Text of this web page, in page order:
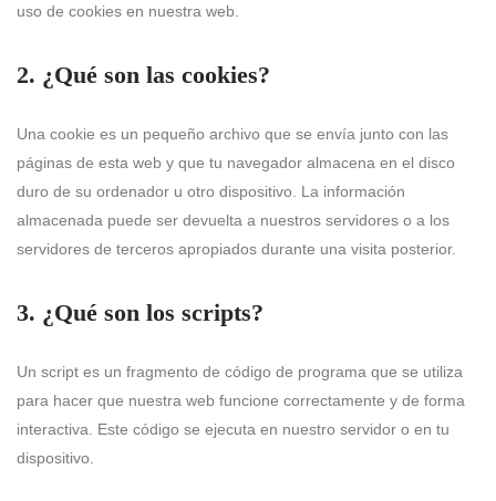
uso de cookies en nuestra web.
2. ¿Qué son las cookies?
Una cookie es un pequeño archivo que se envía junto con las
páginas de esta web y que tu navegador almacena en el disco
duro de su ordenador u otro dispositivo. La información
almacenada puede ser devuelta a nuestros servidores o a los
servidores de terceros apropiados durante una visita posterior.
3. ¿Qué son los scripts?
Un script es un fragmento de código de programa que se utiliza
para hacer que nuestra web funcione correctamente y de forma
interactiva. Este código se ejecuta en nuestro servidor o en tu
dispositivo.